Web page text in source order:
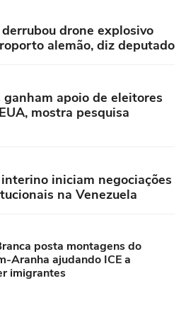
drone explosivo
alemão, diz deputado
apoio de eleitores
mostra pesquisa
iniciam negociações
na Venezuela
posta montagens do
Aranha ajudando ICE a
imigrantes